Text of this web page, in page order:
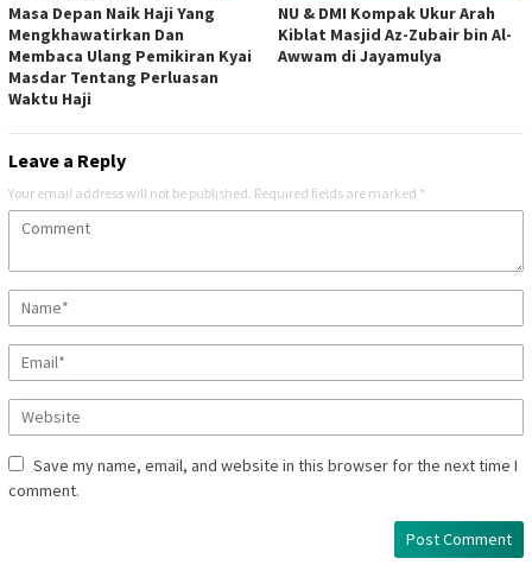
Masa Depan Naik Haji Yang
Mengkhawatirkan Dan
Membaca Ulang Pemikiran Kyai
Masdar Tentang Perluasan
Waktu Haji
NU & DMI Kompak Ukur Arah
Kiblat Masjid Az-Zubair bin Al-
Awwam di Jayamulya
Leave a Reply
Your email address will not be published. Required fields are marked *
Save my name, email, and website in this browser for the next time I
comment.